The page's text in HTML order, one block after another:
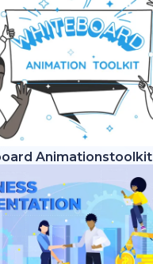
Animationstoolkit